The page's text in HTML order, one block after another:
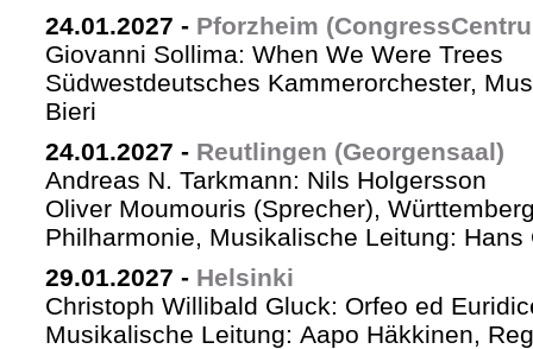
24.01.2027 - Pforzheim
Giovanni Sollima: When We Were Trees
Südwestdeutsches Kammerorchester,
Bieri
24.01.2027 - Reutlingen (Georgensaal)
Andreas N. Tarkmann: Nils Holgersson
Oliver Moumouris (Sprecher),
Philharmonie, Musikalische Leitung: Hans
29.01.2027 - Helsinki
Christoph Willibald Gluck: Orfeo ed
Musikalische Leitung: Aapo Häkkinen,